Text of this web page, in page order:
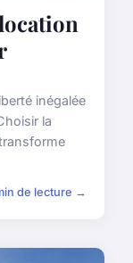
inégalée
la
de lecture →